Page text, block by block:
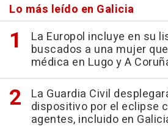
Lo más leído en Galicia
La Europol incluye en su
buscados a una mujer
médica en Lugo y A
La Guardia Civil
dispositivo por el eclipse
agentes, incluido en